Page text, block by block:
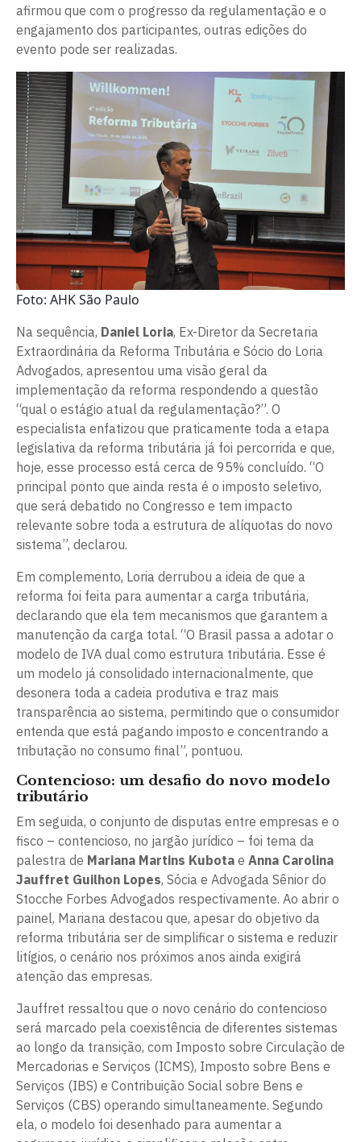
afirmou que com o progresso da regulamentação e o
engajamento dos participantes, outras edições do
evento pode ser realizadas.
Foto: AHK São Paulo
Na sequência, Daniel Loria, Ex-Diretor da Secretaria
Extraordinária da Reforma Tributária e Sócio do Loria
Advogados, apresentou uma visão geral da
implementação da reforma respondendo a questão
“qual o estágio atual da regulamentação?”. O
especialista enfatizou que praticamente toda a etapa
legislativa da reforma tributária já foi percorrida e que,
hoje, esse processo está cerca de 95% concluído. “O
principal ponto que ainda resta é o imposto seletivo,
que será debatido no Congresso e tem impacto
relevante sobre toda a estrutura de alíquotas do novo
sistema”, declarou.
Em complemento, Loria derrubou a ideia de que a
reforma foi feita para aumentar a carga tributária,
declarando que ela tem mecanismos que garantem a
manutenção da carga total. “O Brasil passa a adotar o
modelo de IVA dual como estrutura tributária. Esse é
um modelo já consolidado internacionalmente, que
desonera toda a cadeia produtiva e traz mais
transparência ao sistema, permitindo que o consumidor
entenda que está pagando imposto e concentrando a
tributação no consumo final”, pontuou.
Contencioso: um desafio do novo modelo
tributário
Em seguida, o conjunto de disputas entre empresas e o
fisco – contencioso, no jargão jurídico – foi tema da
palestra de Mariana Martins Kubota e Anna Carolina
Jauffret Guilhon Lopes, Sócia e Advogada Sênior do
Stocche Forbes Advogados respectivamente. Ao abrir o
painel, Mariana destacou que, apesar do objetivo da
reforma tributária ser de simplificar o sistema e reduzir
litígios, o cenário nos próximos anos ainda exigirá
atenção das empresas.
Jauffret ressaltou que o novo cenário do contencioso
será marcado pela coexistência de diferentes sistemas
ao longo da transição, com Imposto sobre Circulação de
Mercadorias e Serviços (ICMS), Imposto sobre Bens e
Serviços (IBS) e Contribuição Social sobre Bens e
Serviços (CBS) operando simultaneamente. Segundo
ela, o modelo foi desenhado para aumentar a